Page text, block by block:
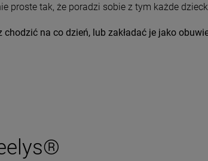
proste tak, że poradzi sobie z tym każde
chodzić na co dzień, lub zakładać je jako